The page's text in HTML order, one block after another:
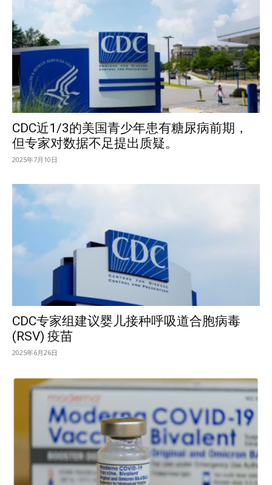
CDC近1/3的美国青少年患有糖尿病前期，
但专家对数据不足提出质疑。
2025年7月10日
CDC专家组建议婴儿接种呼吸道合胞病毒
(RSV) 疫苗
2025年6月26日